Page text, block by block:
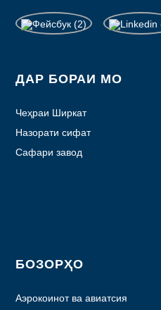
ДАР БОРАИ МО
Чеҳраи Ширкат
Назорати сифат
Сафари завод
БОЗОРҲО
Аэрокоинот ва авиатсия